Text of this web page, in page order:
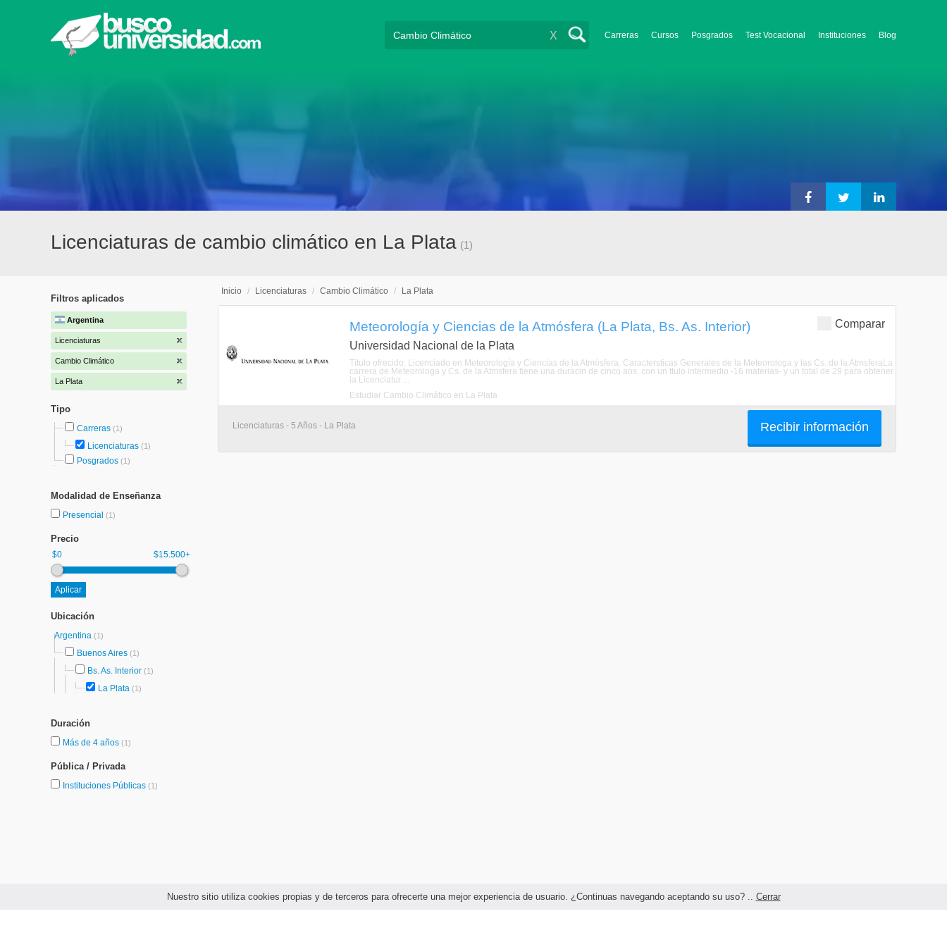
Nuestro sitio utiliza cookies propias y de terceros para ofrecerte una mejor experiencia de usuario. ¿Continuas navegando aceptando su uso? .. Cerrar
Carreras Cursos Posgrados Test Vocacional Instituciones Blog
X
Licenciaturas de cambio climático en La Plata (1)
Filtros aplicados
Argentina
Licenciaturas
Cambio Climático
La Plata
Tipo
Carreras (1)
Licenciaturas (1)
Posgrados (1)
Modalidad de Enseñanza
Presencial (1)
Precio
$0 $15.500+
Ubicación
Argentina (1)
Buenos Aires (1)
Bs. As. Interior (1)
La Plata (1)
Duración
Más de 4 años (1)
Pública / Privada
Instituciones Públicas (1)
Inicio / Licenciaturas / Cambio Climático / La Plata
Comparar
Meteorología y Ciencias de la Atmósfera (La Plata, Bs. As. Interior)
Universidad Nacional de la Plata
Título ofrecido: Licenciado en Meteorología y Ciencias de la Atmósfera. Caractersticas Generales de la Meteorologa y las Cs. de la AtmsferaLa
carrera de Meteorologa y Cs. de la Atmsfera tiene una duracin de cinco aos, con un ttulo intermedio -16 materias- y un total de 29 para obtener
la Licenciatur ...
Estudiar Cambio Climático en La Plata
Licenciaturas - 5 Años - La Plata Recibir información